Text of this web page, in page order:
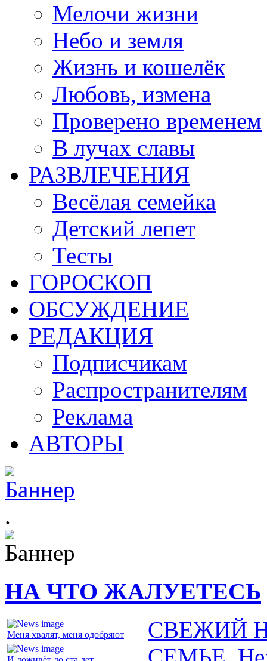
Мелочи жизни
Небо и земля
Жизнь и кошелёк
Любовь, измена
Проверено временем
В лучах славы
РАЗВЛЕЧЕНИЯ
Весёлая семейка
Детский лепет
Тесты
ГОРОСКОП
ОБСУЖДЕНИЕ
РЕДАКЦИЯ
Подписчикам
Распространителям
Реклама
АВТОРЫ
.
НА ЧТО ЖАЛУЕТЕСЬ
Меня хвалят, меня одобряют
СВЕЖИЙ